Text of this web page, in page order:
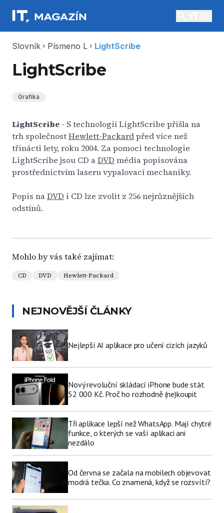
Slovník chevron_right Písmeno L chevron_right LightScribe
LightScribe
Grafika
LightScribe - S technologií LightScribe přišla na
trh společnostHewlett-Packardpřed více než
třinácti lety, roku 2004. Za pomoci technologie
LightScribe jsou CD aDVD média popisována
prostřednictvím laseru vypalovací mechaniky.
Popis naDVD i CD lze zvolit z 256 nejrůznějších
odstínů.
Mohlo by vás také zajímat:
CD DVD Hewlett-Packard
NEJNOVĚJŠÍ ČLÁNKY
Nejlepší AI aplikace pro učení cizích jazyků
Nový revoluční skládací iPhone bude stát
52 000 Kč. Proč ho rozhodně (ne)koupit
Tři aplikace lepší než WhatsApp. Mají chytré
funkce, o kterých se vaší aplikaci ani
nezdálo
Od června se začala na mobilech objevovat
modrá tečka. Co znamená, když se rozsvítí?